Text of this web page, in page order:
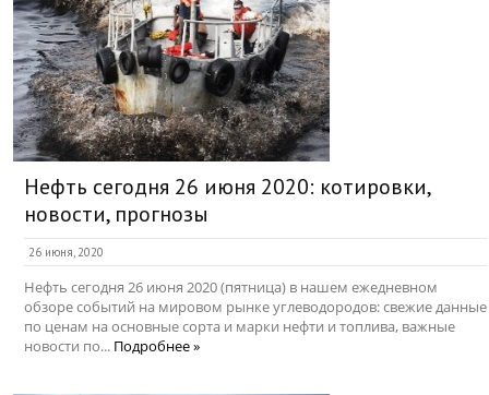
Нефть сегодня 26 июня 2020: котировки,
новости, прогнозы
26 июня, 2020
Нефть сегодня 26 июня 2020 (пятница) в нашем ежедневном
обзоре событий на мировом рынке углеводородов: свежие данные
по ценам на основные сорта и марки нефти и топлива, важные
новости по... Подробнее »